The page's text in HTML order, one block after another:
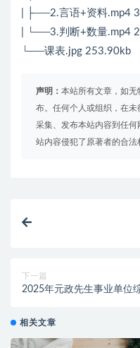
| ├──2.言语+资料.mp4
| └──3.判断+数量.mp4
└──课表.jpg 253.90kb
声明： 本站所有文章，如
布。任何个人或组织，在未
采集、发布本站内容到任
站内容侵犯了原著者的合法
下一篇
2025年元政先生事业单位
相关文章